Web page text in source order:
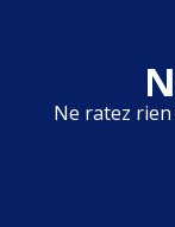
Ne ratez